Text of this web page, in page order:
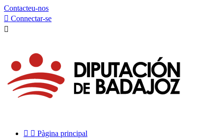
Contacteu-nos
 Connectar-se

  Pàgina principal